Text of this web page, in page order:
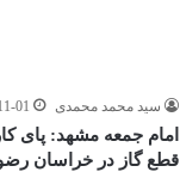
سید محمد محمدی 01
امام جمعه مشهد: پای
قطع گاز در خراسان